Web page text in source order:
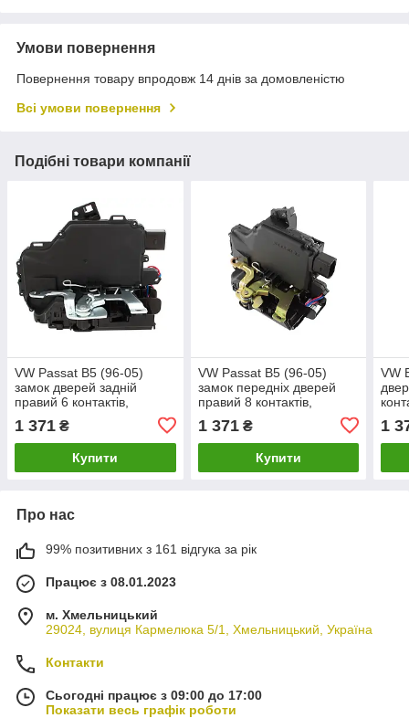
Умови повернення
Повернення товару впродовж 14 днів за домовленістю
Всі умови повернення
Подібні товари компанії
VW Passat B5 (96-05)
замок дверей задній
правий 6 контактів,
1 371 ₴
Купити
VW Passat B5 (96-05)
замок передніх дверей
правий 8 контактів,
1 371₴
Купити
VW
1
Про нас
99% позитивних з 161 відгука за рік
Працює з 08.01.2023
м. Хмельницький
29024, вулиця Кармелюка 5/1, Хмельницький, Україна
Контакти
Сьогодні працює з 09:00 до 17:00
Показати весь графік роботи